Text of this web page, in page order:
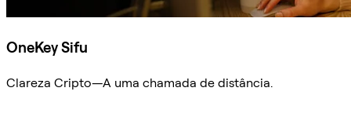
OneKey Sifu
Clareza Cripto—A uma chamada de distância.